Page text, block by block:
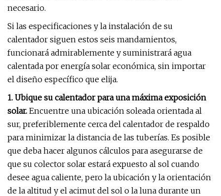
necesario.
Si las especificaciones y la instalación de su
calentador siguen estos seis mandamientos,
funcionará admirablemente y suministrará agua
calentada por energía solar económica, sin importar
el diseño específico que elija.
1. Ubique su calentador para una máxima exposición
solar. Encuentre una ubicación soleada orientada al
sur, preferiblemente cerca del calentador de respaldo
para minimizar la distancia de las tuberías. Es posible
que deba hacer algunos cálculos para asegurarse de
que su colector solar estará expuesto al sol cuando
desee agua caliente, pero la ubicación y la orientación
de la altitud y el acimut del sol o la luna durante un